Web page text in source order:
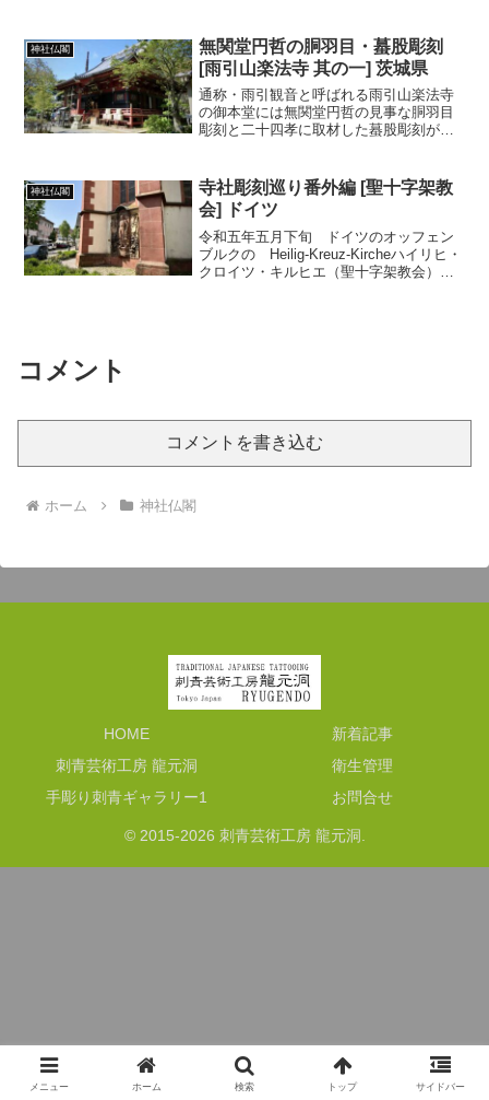
神社仏閣
無関堂円哲の胴羽目・蟇股彫刻
[雨引山楽法寺 其の一] 茨城県
通称・雨引観音と呼ばれる雨引山楽法寺
の御本堂には無関堂円哲の見事な胴羽目
彫刻と二十四孝に取材した蟇股彫刻があ
神社仏閣
寺社彫刻巡り番外編 [聖十字架教
会] ドイツ
令和五年五月下旬 ドイツのオッフェン
ブルクの Heilig-Kreuz-Kircheハイリヒ・
クロイツ・キルヒエ（聖十字架教会）に
コメント
コメントを書き込む
ホーム 神社仏閣
HOME
新着記事
刺青芸術工房 龍元洞
衛生管理
手彫り刺青ギャラリー1
お問合せ
© 2015-2026 刺青芸術工房 龍元洞.
メニュー ホーム 検索 トップ サイドバー